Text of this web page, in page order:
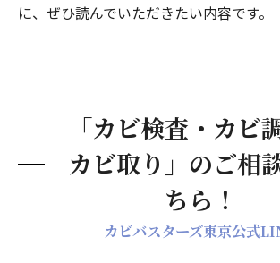
理会社との正しい向き合い方
鍵になる
パイプスペース漏水は長期化し
カビバスターズ東京が選ばれる理由
調査から施工・保険交渉サポ
に、ぜひ読んでいただきたい内容です。
カビバスターズ東京公式
「カビ検査・カビ
カビ取り」のご相
ちら！